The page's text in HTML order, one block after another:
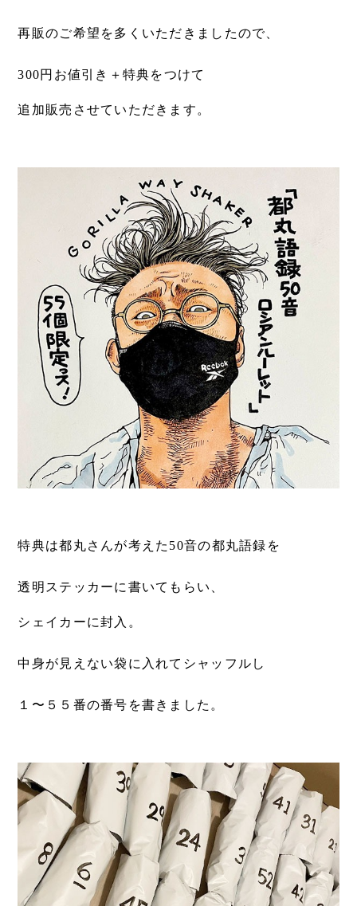
再販のご希望を多くいただきましたので、
300円お値引き＋特典をつけて
追加販売させていただきます。
特典は都丸さんが考えた50音の都丸語録を
透明ステッカーに書いてもらい、
シェイカーに封入。
中身が見えない袋に入れてシャッフルし
１〜５５番の番号を書きました。